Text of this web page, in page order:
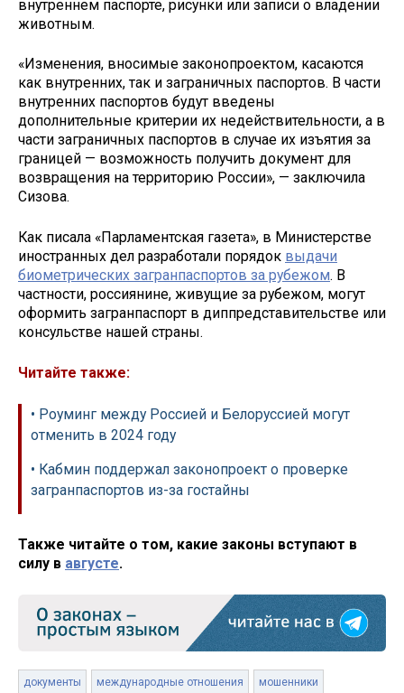
внутреннем паспорте, рисунки или записи о владении
животным.
«Изменения, вносимые законопроектом, касаются
как внутренних, так и заграничных паспортов. В части
внутренних паспортов будут введены
дополнительные критерии их недействительности, а в
части заграничных паспортов в случае их изъятия за
границей — возможность получить документ для
возвращения на территорию России», — заключила
Сизова.
Как писала «Парламентская газета», в Министерстве
иностранных дел разработали порядок выдачи
биометрических загранпаспортов за рубежом. В
частности, россиянине, живущие за рубежом, могут
оформить загранпаспорт в диппредставительстве или
консульстве нашей страны.
Читайте также:
• Роуминг между Россией и Белоруссией могут
отменить в 2024 году
• Кабмин поддержал законопроект о проверке
загранпаспортов из-за гостайны
Также читайте о том, какие законы вступают в
силу в августе.
документы международные отношения мошенники